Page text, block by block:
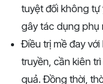
tuyệt đối không tự
gây tác dụng phụ
Điều trị mề đay
truyền, cần kiên
quả. Đồng thời,